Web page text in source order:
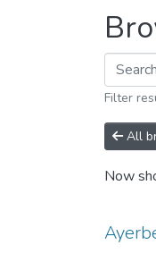
Filter
All
Now